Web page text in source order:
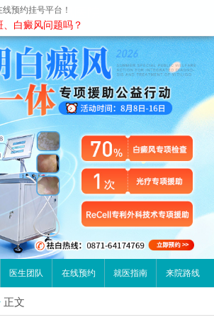
昆明白癜风医院
医生团队 在线预约 就医指南 来院路线
正文
预约挂号平台！
白癜风问题吗？